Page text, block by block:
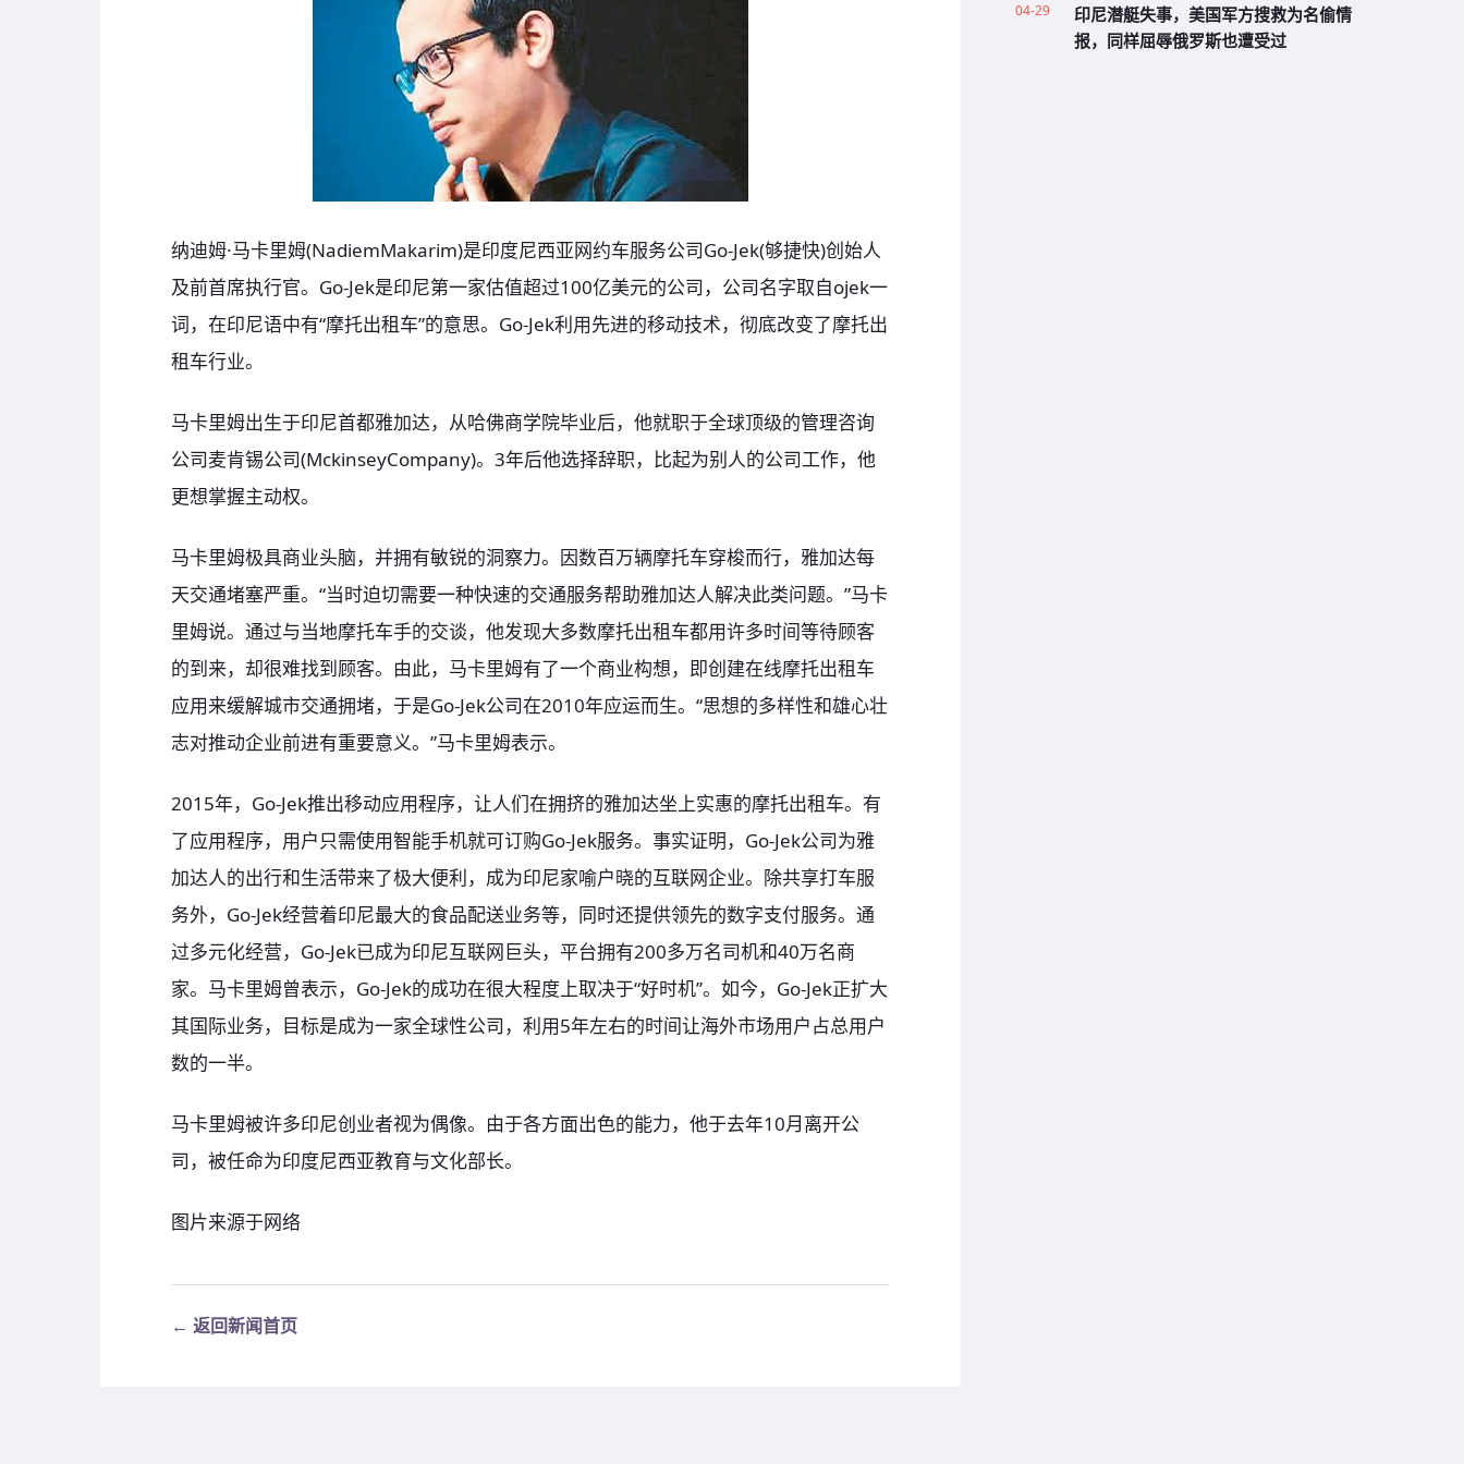
纳迪姆·马卡里姆(NadiemMakarim)是印度尼西亚网约车服务公司Go-Jek(够捷快)创始人
及前首席执行官。Go-Jek是印尼第一家估值超过100亿美元的公司，公司名字取自ojek一
词，在印尼语中有“摩托出租车”的意思。Go-Jek利用先进的移动技术，彻底改变了摩托出
租车行业。
马卡里姆出生于印尼首都雅加达，从哈佛商学院毕业后，他就职于全球顶级的管理咨询
公司麦肯锡公司(MckinseyCompany)。3年后他选择辞职，比起为别人的公司工作，他
更想掌握主动权。
马卡里姆极具商业头脑，并拥有敏锐的洞察力。因数百万辆摩托车穿梭而行，雅加达每
天交通堵塞严重。“当时迫切需要一种快速的交通服务帮助雅加达人解决此类问题。”马卡
里姆说。通过与当地摩托车手的交谈，他发现大多数摩托出租车都用许多时间等待顾客
的到来，却很难找到顾客。由此，马卡里姆有了一个商业构想，即创建在线摩托出租车
应用来缓解城市交通拥堵，于是Go-Jek公司在2010年应运而生。“思想的多样性和雄心壮
志对推动企业前进有重要意义。”马卡里姆表示。
2015年，Go-Jek推出移动应用程序，让人们在拥挤的雅加达坐上实惠的摩托出租车。有
了应用程序，用户只需使用智能手机就可订购Go-Jek服务。事实证明，Go-Jek公司为雅
加达人的出行和生活带来了极大便利，成为印尼家喻户晓的互联网企业。除共享打车服
务外，Go-Jek经营着印尼最大的食品配送业务等，同时还提供领先的数字支付服务。通
过多元化经营，Go-Jek已成为印尼互联网巨头，平台拥有200多万名司机和40万名商
家。马卡里姆曾表示，Go-Jek的成功在很大程度上取决于“好时机”。如今，Go-Jek正扩大
其国际业务，目标是成为一家全球性公司，利用5年左右的时间让海外市场用户占总用户
数的一半。
马卡里姆被许多印尼创业者视为偶像。由于各方面出色的能力，他于去年10月离开公
司，被任命为印度尼西亚教育与文化部长。
图片来源于网络
← 返回新闻首页
04-29
印尼潜艇失事，美国军方搜救为名偷情
报，同样屈辱俄罗斯也遭受过